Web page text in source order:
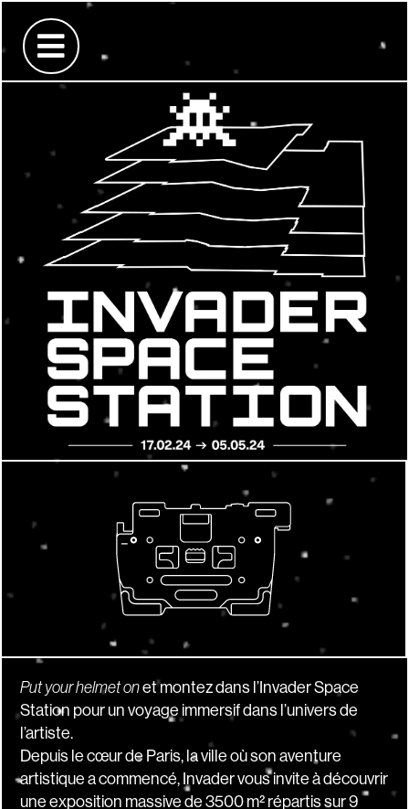
Put your helmet onet montez dans l’Invader Space
Station pour un voyage immersif dans l’univers de
l’artiste.
Depuis le cœur de Paris, la ville où son aventure
artistique a commencé, Invader vous invite à découvrir
une exposition massive de 3500 m² répartis sur 9